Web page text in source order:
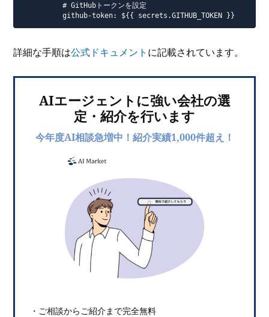
          # GitHubトークンを設定
          github-token: ${{ secrets.GITHUB_TOKEN }}
詳細な手順は公式ドキュメント に記載されています。
AIエージェントに強い会社の選
定・紹介を行います
今年度AI相談急増中！紹介実績1,000件超え！
・ご相談からご紹介まで完全無料